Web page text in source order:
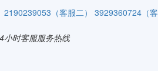
2190239053（客服二） 3929360724（
小时客服服务热线